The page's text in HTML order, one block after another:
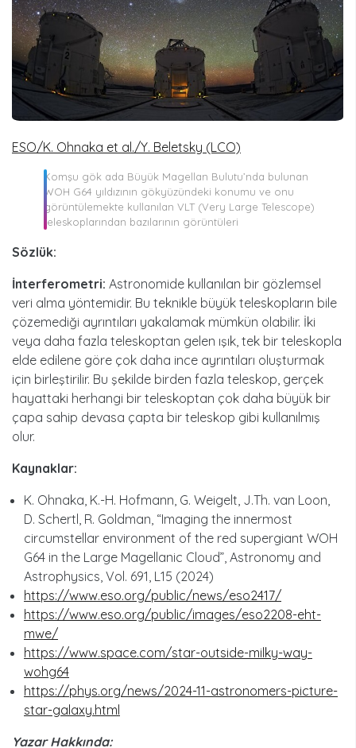
ESO/K. Ohnaka et al./Y. Beletsky (LCO)
Komşu gök ada Büyük Magellan Bulutu’nda bulunan
WOH G64 yıldızının gökyüzündeki konumu ve onu
görüntülemekte kullanılan VLT (Very Large Telescope)
teleskoplarından bazılarının görüntüleri
Sözlük:
İnterferometri: Astronomide kullanılan bir gözlemsel
veri alma yöntemidir. Bu teknikle büyük teleskopların bile
çözemediği ayrıntıları yakalamak mümkün olabilir. İki
veya daha fazla teleskoptan gelen ışık, tek bir teleskopla
elde edilene göre çok daha ince ayrıntıları oluşturmak
için birleştirilir. Bu şekilde birden fazla teleskop, gerçek
hayattaki herhangi bir teleskoptan çok daha büyük bir
çapa sahip devasa çapta bir teleskop gibi kullanılmış
olur.
Kaynaklar:
K. Ohnaka, K.-H. Hofmann, G. Weigelt, J.Th. van Loon,
D. Schertl, R. Goldman, “Imaging the innermost
circumstellar environment of the red supergiant WOH
G64 in the Large Magellanic Cloud”, Astronomy and
Astrophysics, Vol. 691, L15 (2024)
https://www.eso.org/public/news/eso2417/
https://www.eso.org/public/images/eso2208-eht-
mwe/
https://www.space.com/star-outside-milky-way-
wohg64
https://phys.org/news/2024-11-astronomers-picture-
star-galaxy.html
Yazar Hakkında: